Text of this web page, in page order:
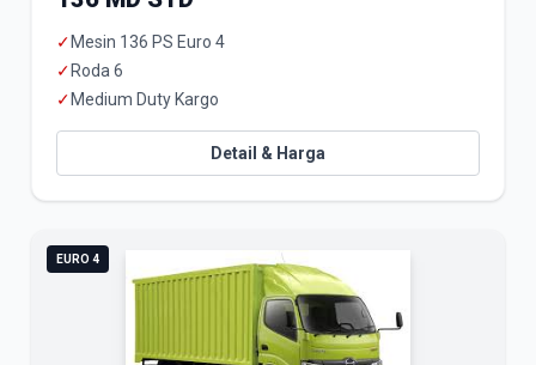
✓ Mesin 136 PS Euro 4
✓ Roda 6
✓ Medium Duty Kargo
Detail & Harga
EURO 4